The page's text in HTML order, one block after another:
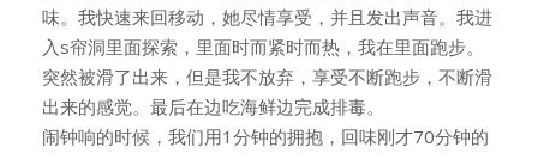
味。我快速来回移动，她尽情享受，并且发出声音。我进
入s帘洞里面探索，里面时而紧时而热，我在里面跑步。
突然被滑了出来，但是我不放弃，享受不断跑步，不断滑
出来的感觉。最后在边吃海鲜边完成排毒。
闹钟响的时候，我们用1分钟的拥抱，回味刚才70分钟的